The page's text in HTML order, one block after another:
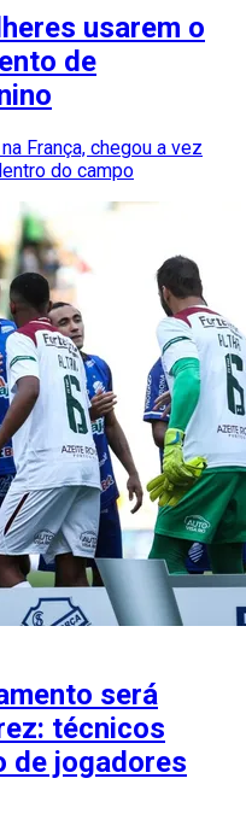
usarem o
de
França, chegou a vez
do campo
será
técnicos
de jogadores